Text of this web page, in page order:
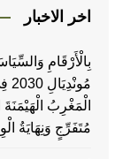
اخر الاخبار
بِالْأَرْقَامِ وَالسِّيَاسَةِ:
مُونْدِيَالِ
مُتَفَرِّجٍ وَنِهَايَةُ الْوِصَايَةِ